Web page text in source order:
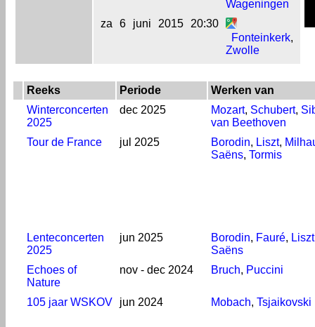
Wageningen
za
6 juni 2015
20:30
Fonteinkerk,
Zwolle
Reeks Periode
Werken van
Winterconcerten
2025
dec 2025 Mozart, Schubert,
van Beethoven
Tour de France
jul 2025 Borodin, Liszt,
Saëns, Tormis
Lenteconcerten
2025
jun 2025 Borodin, Fauré, Liszt
Saëns
Echoes of
Nature
nov - dec 2024 Bruch, Puccini
105 jaar WSKOV jun 2024 Mobach, Tsjaikovski